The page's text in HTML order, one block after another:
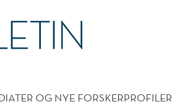
OG NYE FORSKERPROFILER